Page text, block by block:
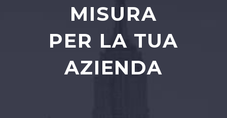
MISURA
PER LA TUA
AZIENDA